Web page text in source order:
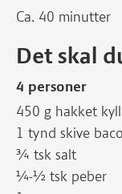
Ca. 40 minutter
Det skal
4 personer
450 g hakket
1 tynd skive
¾ tsk salt
¼-½ tsk peber